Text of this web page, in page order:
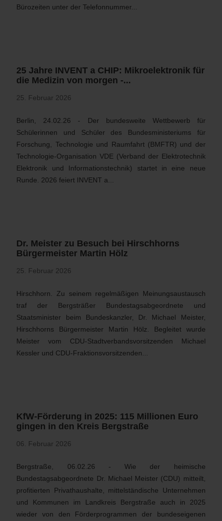
Bürozeiten unter der Telefonnummer...
25 Jahre INVENT a CHIP: Mikroelektronik für
die Medizin von morgen -...
25. Februar 2026
Berlin, 24.02.26 - Der bundesweite Wettbewerb für
Schülerinnen und Schüler des Bundesministeriums für
Forschung, Technologie und Raumfahrt (BMFTR) und der
Technologie-Organisation VDE (Verband der Elektrotechnik
Elektronik und Informationstechnik) startet in eine neue
Runde. 2026 feiert INVENT a...
Dr. Meister zu Besuch bei Hirschhorns
Bürgermeister Martin Hölz
25. Februar 2026
Hirschhorn. Zu seinem regelmäßigen Meinungsaustausch
traf der Bergsträßer Bundestagsabgeordnete und
Staatsminister beim Bundeskanzler, Dr. Michael Meister,
Hirschhorns Bürgermeister Martin Hölz. Begleitet wurde
Meister vom CDU-Stadtverbandsvorsitzenden Michael
Kessler und CDU-Fraktionsvorsitzenden...
KfW-Förderung in 2025: 115 Millionen Euro
gingen in den Kreis Bergstraße
06. Februar 2026
Bergstraße, 06.02.26 - Wie der heimische
Bundestagsabgeordnete Dr. Michael Meister (CDU) mitteilt,
profitierten Privathaushalte, mittelständische Unternehmen
und Kommunen im Landkreis Bergstraße auch in 2025
wieder von den Förderprogrammen der bundeseigenen